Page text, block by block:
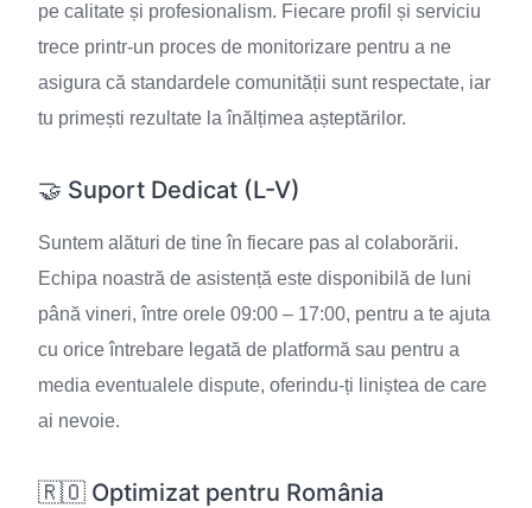
pe calitate și profesionalism. Fiecare profil și serviciu
trece printr-un proces de monitorizare pentru a ne
asigura că standardele comunității sunt respectate, iar
tu primești rezultate la înălțimea așteptărilor.
🤝 Suport Dedicat (L-V)
Suntem alături de tine în fiecare pas al colaborării.
Echipa noastră de asistență este disponibilă de luni
până vineri, între orele 09:00 – 17:00, pentru a te ajuta
cu orice întrebare legată de platformă sau pentru a
media eventualele dispute, oferindu-ți liniștea de care
ai nevoie.
🇷🇴 Optimizat pentru România